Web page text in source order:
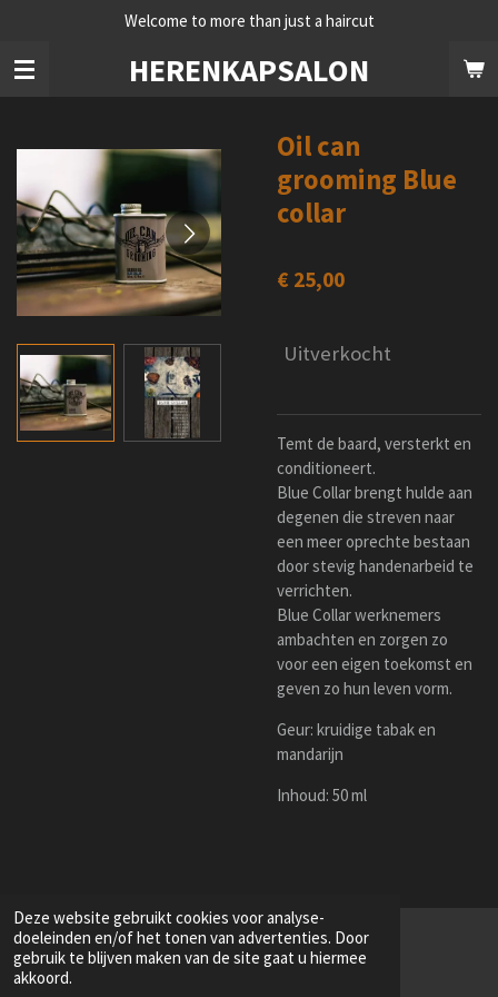
Deze website gebruikt cookies voor analyse-
doeleinden en/of het tonen van advertenties. Door
gebruik te blijven maken van de site gaat u hiermee
akkoord.
naar
de
HERENKAPSALON
Welcome to more than just a haircut
Oil can
grooming Blue
collar
€ 25,00
Uitverkocht
Temt de baard, versterkt en
conditioneert.
Blue Collar brengt hulde aan
degenen die streven naar
een meer oprechte bestaan
door stevig handenarbeid te
verrichten.
Blue Collar werknemers
ambachten en zorgen zo
voor een eigen toekomst en
geven zo hun leven vorm.
Geur: kruidige tabak en
mandarijn
Inhoud: 50 ml